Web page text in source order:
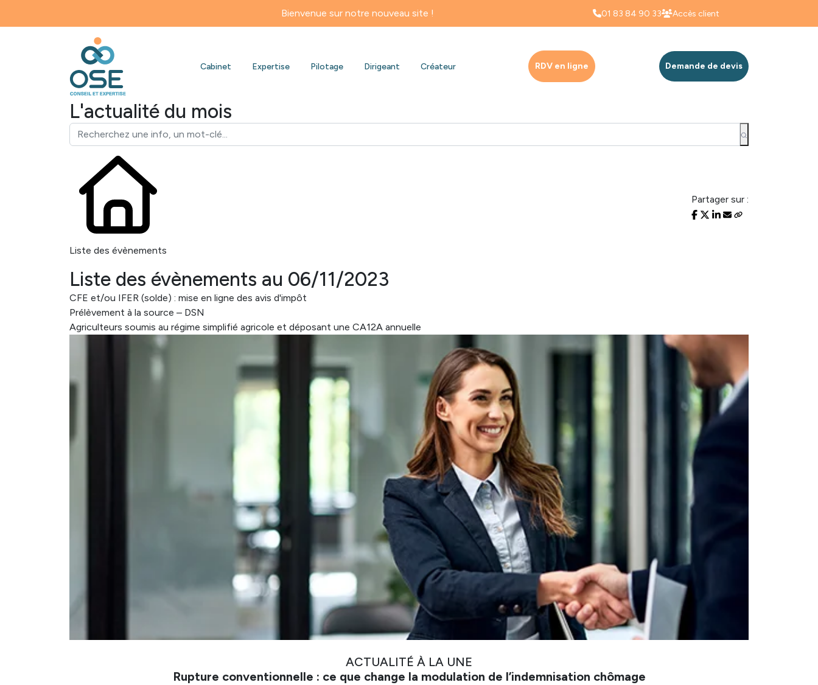
Bienvenue sur notre nouveau site ! 01 83 84 90 33 Accès client
Cabinet Expertise Pilotage Dirigeant Créateur RDV en ligne Demande de devis
L'actualité du mois
Liste des évènements
Partager sur :
Liste des évènements au 06/11/2023
CFE et/ou IFER (solde) : mise en ligne des avis d'impôt
Prélèvement à la source – DSN
Agriculteurs soumis au régime simplifié agricole et déposant une CA12A annuelle
ACTUALITÉ À LA UNE
Rupture conventionnelle : ce que change la modulation de l’indemnisation chômage